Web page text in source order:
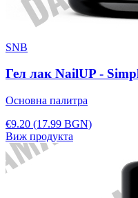
SNB
Гел лак NailUP -
Основна палитра
€9.20 (17.99 BGN)
Виж продукта